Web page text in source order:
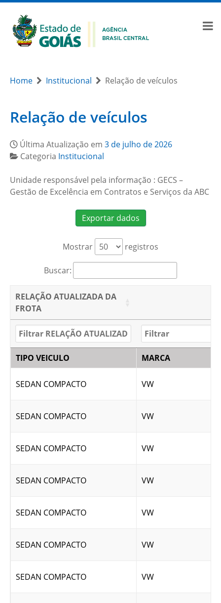
Home Institucional Relação de veículos
Relação de veículos
Última Atualização em 3 de julho de 2026
Categoria Institucional
Unidade responsável pela informação : GECS –
Gestão de Excelência em Contratos e Serviços da ABC
Exportar dados
Mostrar registros
Buscar:
RELAÇÃO ATUALIZADA DA
FROTA
TIPO VEICULO MARCA
SEDAN COMPACTO VW
SEDAN COMPACTO VW
SEDAN COMPACTO VW
SEDAN COMPACTO VW
SEDAN COMPACTO VW
SEDAN COMPACTO VW
SEDAN COMPACTO VW